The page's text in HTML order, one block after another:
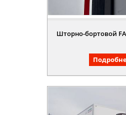
Шторно-бортовой